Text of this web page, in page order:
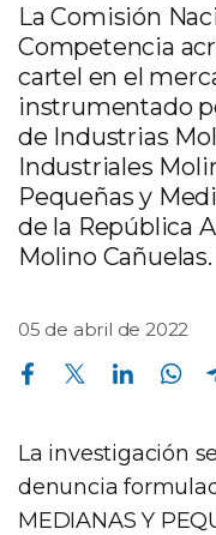
La Comisión
Competencia
cartel en el
instrumentado
de Industrias
Industriales
Pequeñas y
de la República
Molino Cañuelas.
05 de abril de 2022
Compartir en Facebook Compartir en Twitter Compartir en Linkedin Compartir en Whatsapp
La investigación
denuncia
MEDIANAS Y